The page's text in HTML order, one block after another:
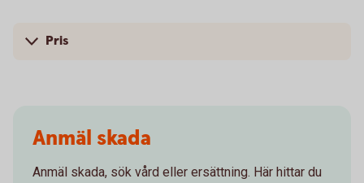
Pris
Anmäl skada
Anmäl skada, sök vård eller ersättning. Här hittar du